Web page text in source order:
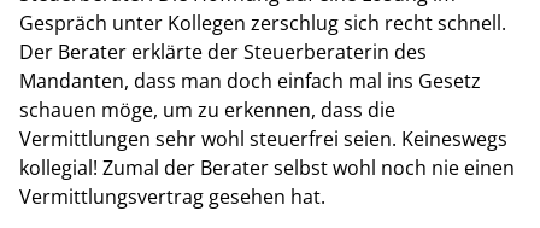
Gespräch unter Kollegen zerschlug sich recht schnell.
Der Berater erklärte der Steuerberaterin des
Mandanten, dass man doch einfach mal ins Gesetz
schauen möge, um zu erkennen, dass die
Vermittlungen sehr wohl steuerfrei seien. Keineswegs
kollegial! Zumal der Berater selbst wohl noch nie einen
Vermittlungsvertrag gesehen hat.